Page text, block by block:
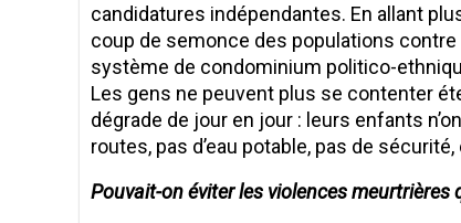
candidatures indépendantes. En allant
coup de semonce des populations
système de condominium politico-
Les gens ne peuvent plus se contenter
dégrade de jour en jour : leurs enfants
routes, pas d’eau potable, pas de sécurité,
Pouvait-on éviter les violences meurtrières